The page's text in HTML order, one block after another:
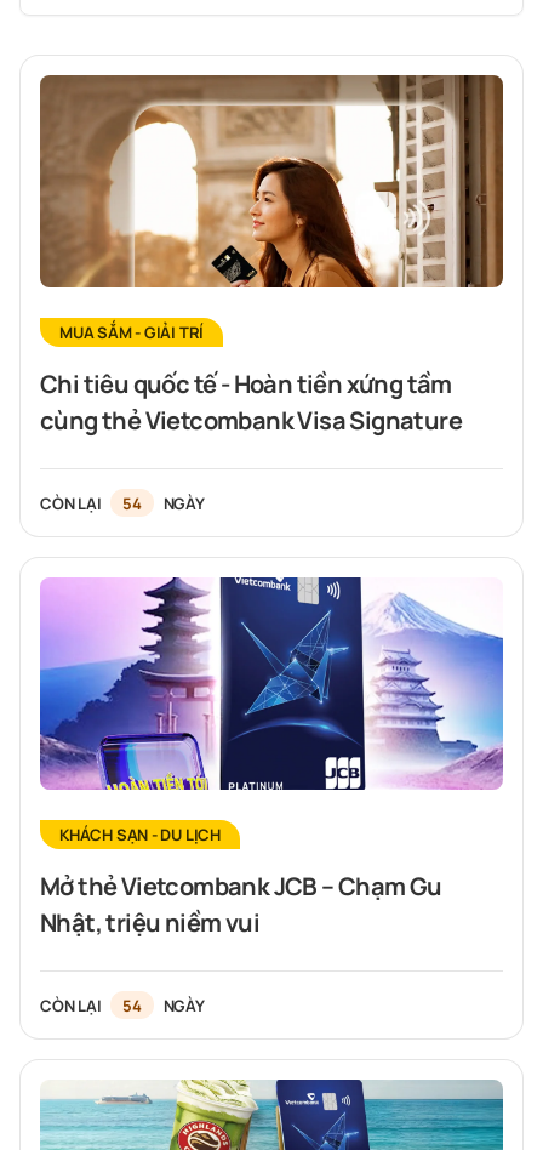
MUA SẮM - GIẢI TRÍ
Chi tiêu quốc tế - Hoàn tiền xứng tầm
cùng thẻ Vietcombank Visa Signature
CÒN LẠI 54 NGÀY
KHÁCH SẠN - DU LỊCH
Mở thẻ Vietcombank JCB – Chạm Gu
Nhật, triệu niềm vui
CÒN LẠI 54 NGÀY